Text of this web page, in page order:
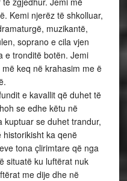
Kemi njerëz të shkolluar,
muzikantë,
soprano e cila vjen
e tronditë botën. Jemi
keq në krahasim me ë
e kavallit që duhet të
se edhe këtu në
kuptuar se duhet trandur,
ka qenë
tona çlirimtare që nga
situatë ku luftërat nuk
me dije dhe në